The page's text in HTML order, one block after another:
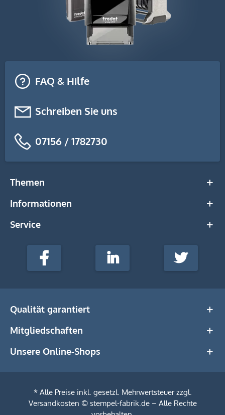
FAQ & Hilfe
Schreiben Sie uns
07156 / 1782730
Themen
Informationen
Service
stempel-
Media
Facebook LinkedIn Twitter
Qualität garantiert
Mitgliedschaften
Unsere Online-Shops
* Alle Preise inkl. gesetzl. Mehrwertsteuer zzgl.
Versandkosten © stempel-fabrik.de – Alle Rechte